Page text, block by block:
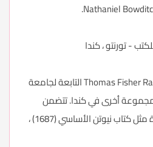
- تورنتو ، كندا
تضم مكتبة Thomas Fisher Rare Book Library التابعة لجامعة
مجموعة أخرى في كندا. تتضمن
المجموعة قطعًا أثرية فريدة مثل كتاب نيوتن الأساسي (1687) ،